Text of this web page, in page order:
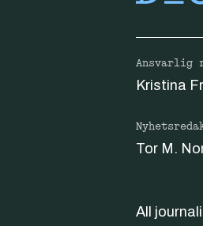
Ansvarlig
Kristina
Tor M.
All